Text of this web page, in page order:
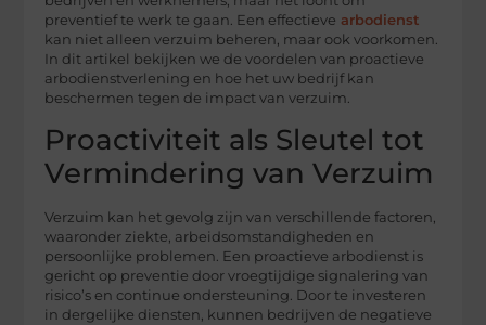
preventief te werk te gaan. Een effectieve arbodienst
kan niet alleen verzuim beheren, maar ook voorkomen.
In dit artikel bekijken we de voordelen van proactieve
arbodienstverlening en hoe het uw bedrijf kan
beschermen tegen de impact van verzuim.
Proactiviteit als Sleutel tot
Vermindering van Verzuim
Verzuim kan het gevolg zijn van verschillende factoren,
waaronder ziekte, arbeidsomstandigheden en
persoonlijke problemen. Een proactieve arbodienst is
gericht op preventie door vroegtijdige signalering van
risico’s en continue ondersteuning. Door te investeren
in dergelijke diensten, kunnen bedrijven de negatieve